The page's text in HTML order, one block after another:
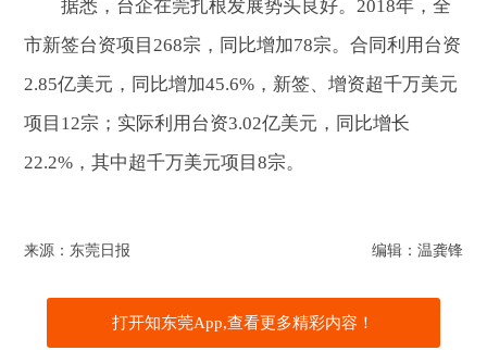
据悉，台企在莞扎根发展势头良好。2018年，全
市新签台资项目268宗，同比增加78宗。合同利用台资
2.85亿美元，同比增加45.6%，新签、增资超千万美元
项目12宗；实际利用台资3.02亿美元，同比增长
22.2%，其中超千万美元项目8宗。
来源：东莞日报 编辑：温龚锋
打开知东莞App,查看更多精彩内容！